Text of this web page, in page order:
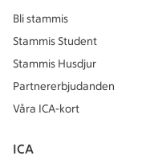
Bli stammis
Stammis Student
Stammis Husdjur
Partnererbjudanden
Våra ICA-kort
ICA